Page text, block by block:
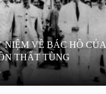
NIỆM VỀ BÁC HỒ CỦA
THẤT TÙNG